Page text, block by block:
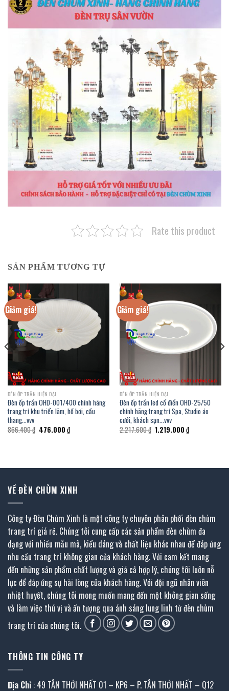
Rate this product
SẢN PHẨM TƯƠNG TỰ
Giảm giá!
ĐÈN ỐP TRẦN HIỆN ĐẠI
Đèn ốp trần OHD-001/400 chính hãng
trang trí khu triển lãm, hồ bơi, cầu
thang…vvv
866.400₫ Giá
gốc
476.000 ₫Giá
hiện
Giảm giá!
ĐÈN ỐP TRẦN HIỆN ĐẠI
Đèn ốp trần led cổ điển OHD-25/50
chính hãng trang trí Spa, Studio áo
cưới, khách sạn…vvv
2.217.600₫ Giá
gốc
1.219.000 ₫Giá
hiện
VỀ ĐÈN CHÙM XINH
Công ty Đèn Chùm Xinh là một công ty chuyên phân phối đèn chùm
trang trí giá rẻ. Chúng tôi cung cấp các sản phẩm đèn chùm đa
dạng với nhiều mẫu mã, kiểu dáng và chất liệu khác nhau để đáp ứng
nhu cầu trang trí không gian của khách hàng. Với cam kết mang
đến những sản phẩm chất lượng và giá cả hợp lý, chúng tôi luôn nỗ
lực để đáp ứng sự hài lòng của khách hàng. Với đội ngũ nhân viên
nhiệt huyết, chúng tôi mong muốn mang đến một không gian sống
và làm việc thú vị và ấn tượng qua ánh sáng lung linh từ đèn chùm
trang trí của chúng tôi.
THÔNG TIN CÔNG TY
Địa Chỉ : 49 TÂN THỚI NHẤT 01 – KP6 – P. TÂN THỚI NHẤT – Q12